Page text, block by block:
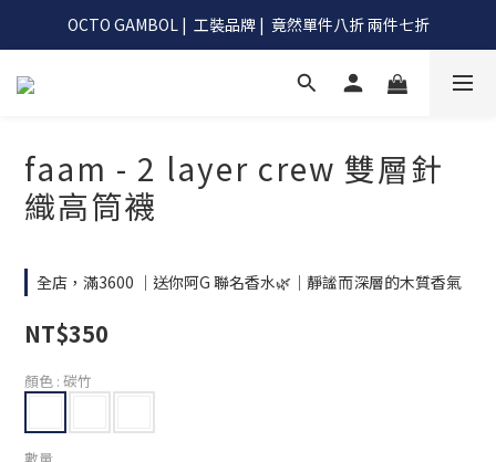
OCTO GAMBOL |  工裝品牌 |  竟然單件八折 兩件七折
OCTO GAMBOL |  工裝品牌 |  竟然單件八折 兩件七折
滿990阿G幫你免運到超商
faam - 2 layer crew 雙層針
織高筒襪
全店，滿3600 ｜送你阿G 聯名香水🌿｜靜謐而深層的木質香氣
NT$350
顏色 : 碳竹